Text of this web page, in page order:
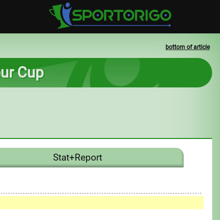
bottom of article
Cup
Stat+Report
0